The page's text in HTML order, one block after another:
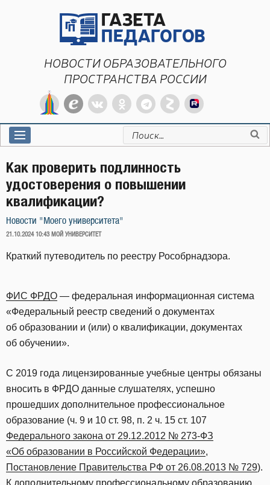
НОВОСТИ ОБРАЗОВАТЕЛЬНОГО
ПРОСТРАНСТВА РОССИИ
Искать:
Как проверить подлинность
удостоверения о повышении
квалификации?
Новости "Моего университета"
ОПУБЛИКОВАНО
21.10.2024 10:43 МОЙ УНИВЕРСИТЕТ
Краткий путеводитель по реестру Рособрнадзора.
ФИС ФРДО — федеральная информационная система
«Федеральный реестр сведений о документах
об образовании и (или) о квалификации, документах
об обучении».
С 2019 года лицензированные учебные центры обязаны
вносить в ФРДО данные слушателях, успешно
прошедших дополнительное профессиональное
образование (ч. 9 и 10 ст. 98, п. 2 ч. 15 ст. 107
Федерального закона от 29.12.2012 № 273-ФЗ
«Об образовании в Российской Федерации»,
Постановление Правительства РФ от 26.08.2013 № 729).
К дополнительному профессиональному образованию